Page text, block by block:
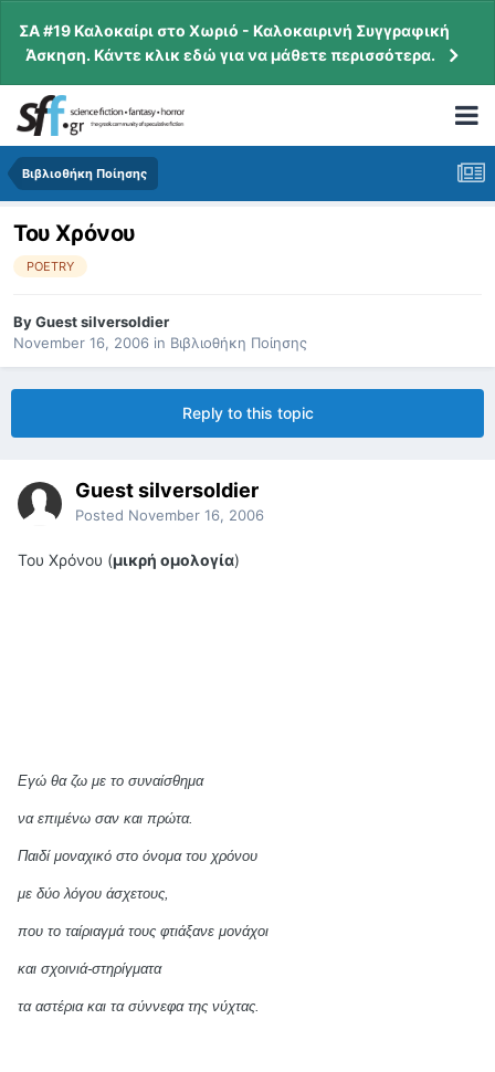
ΣΑ #19 Καλοκαίρι στο Χωριό - Καλοκαιρινή Συγγραφική
Άσκηση. Κάντε κλικ εδώ για να μάθετε περισσότερα.
Βιβλιοθήκη Ποίησης
Του Χρόνου
POETRY
ByGuest silversoldier
November 16, 2006 in Βιβλιοθήκη Ποίησης
Reply to this topic
Guest silversoldier
Posted November 16, 2006
Του Χρόνου (μικρή ομολογία)
Εγώ θα ζω με το συναίσθημα
να επιμένω σαν και πρώτα.
Παιδί μοναχικό στο όνομα του χρόνου
με δύο λόγου άσχετους,
που το ταίριαγμά τους φτιάξανε μονάχοι
και σχοινιά-στηρίγματα
τα αστέρια και τα σύννεφα της νύχτας.